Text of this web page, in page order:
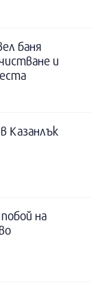
баня
и
Казанлък
на